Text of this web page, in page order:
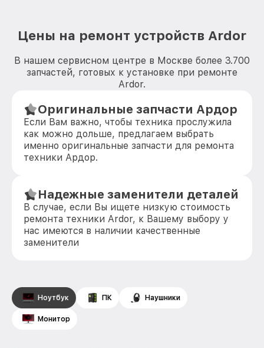
Цены на ремонт устройств Ardor
В нашем сервисном центре в Москве более 3.700
запчастей, готовых к установке при ремонте
Ardor.
Оригинальные запчасти Ардор
Если Вам важно, чтобы техника прослужила
как можно дольше, предлагаем выбрать
именно оригинальные запчасти для ремонта
техники Ардор.
Надежные заменители деталей
В случае, если Вы ищете низкую стоимость
ремонта техники Ardor, к Вашему выбору у
нас имеются в наличии качественные
заменители
Ноутбук ПК Наушники
Монитор